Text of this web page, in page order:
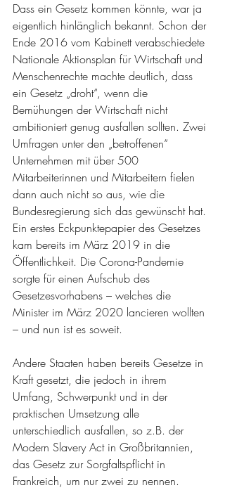
Dass ein Gesetz kommen könnte, war ja
eigentlich hinlänglich bekannt. Schon der
Ende 2016 vom Kabinett verabschiedete
Nationale Aktionsplan für Wirtschaft und
Menschenrechte machte deutlich, dass
ein Gesetz „droht“, wenn die
Bemühungen der Wirtschaft nicht
ambitioniert genug ausfallen sollten. Zwei
Umfragen unter den „betroffenen“
Unternehmen mit über 500
Mitarbeiterinnen und Mitarbeitern fielen
dann auch nicht so aus, wie die
Bundesregierung sich das gewünscht hat.
Ein erstes Eckpunktepapier des Gesetzes
kam bereits im März 2019 in die
Öffentlichkeit. Die Corona-Pandemie
sorgte für einen Aufschub des
Gesetzesvorhabens – welches die
Minister im März 2020 lancieren wollten
– und nun ist es soweit.
Andere Staaten haben bereits Gesetze in
Kraft gesetzt, die jedoch in ihrem
Umfang, Schwerpunkt und in der
praktischen Umsetzung alle
unterschiedlich ausfallen, so z.B. der
Modern Slavery Act in Großbritannien,
das Gesetz zur Sorgfaltspflicht in
Frankreich, um nur zwei zu nennen.